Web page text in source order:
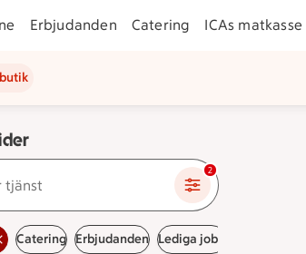
Erbjudanden Catering ICAs matkasse
Sök på ort eller tjänst 2
Catering Erbjudanden Lediga jobb